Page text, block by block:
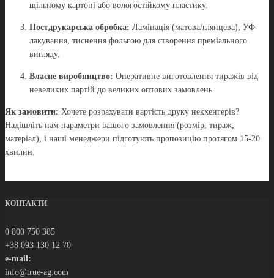
щільному картоні або вологостійкому пластику.
Постдрукарська обробка: Ламінація (матова/глянцева), УФ-
лакування, тиснення фольгою для створення преміального
вигляду.
Власне виробництво: Оперативне виготовлення тиражів від
невеликих партій до великих оптових замовлень.
Як замовити: Хочете розрахувати вартість друку некхенгерів?
Надішліть нам параметри вашого замовлення (розмір, тираж,
матеріал), і наші менеджери підготують пропозицію протягом 15-20
хвилин.
КОНТАКТИ
0 800 750 385
+38 093 130 12 70
e-mail:
info@true-ag.com